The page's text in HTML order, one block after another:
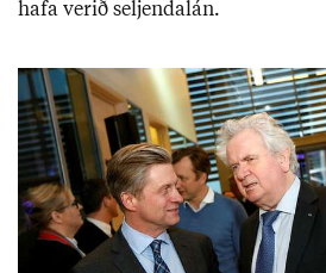
hafa ver­ið selj­endalán.